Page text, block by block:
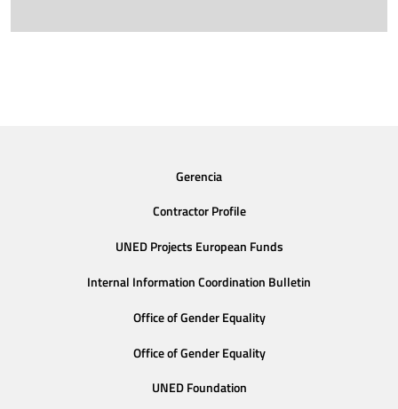
Gerencia
Contractor Profile
UNED Projects European Funds
Internal Information Coordination Bulletin
Office of Gender Equality
Office of Gender Equality
UNED Foundation